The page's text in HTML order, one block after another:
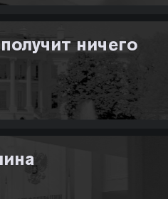
ничего